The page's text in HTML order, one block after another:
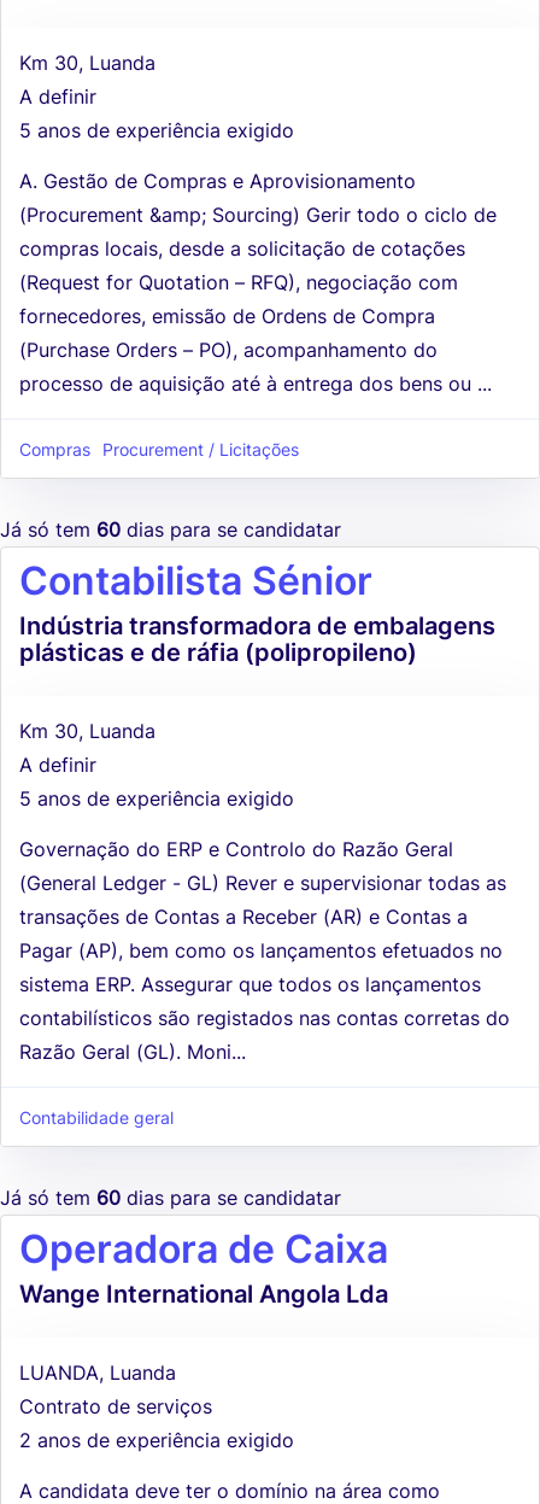
Km 30, Luanda
A definir
5 anos de experiência exigido
A. Gestão de Compras e Aprovisionamento
(Procurement &amp; Sourcing) Gerir todo o ciclo de
compras locais, desde a solicitação de cotações
(Request for Quotation – RFQ), negociação com
fornecedores, emissão de Ordens de Compra
(Purchase Orders – PO), acompanhamento do
processo de aquisição até à entrega dos bens ou ...
Compras Procurement / Licitações
Já só tem 60 dias para se candidatar
Contabilista Sénior
Indústria transformadora de embalagens
plásticas e de ráfia (polipropileno)
Km 30, Luanda
A definir
5 anos de experiência exigido
Governação do ERP e Controlo do Razão Geral
(General Ledger - GL) Rever e supervisionar todas as
transações de Contas a Receber (AR) e Contas a
Pagar (AP), bem como os lançamentos efetuados no
sistema ERP. Assegurar que todos os lançamentos
contabilísticos são registados nas contas corretas do
Razão Geral (GL). Moni...
Contabilidade geral
Já só tem 60 dias para se candidatar
Operadora de Caixa
Wange International Angola Lda
LUANDA, Luanda
Contrato de serviços
2 anos de experiência exigido
A candidata deve ter o domínio na área como